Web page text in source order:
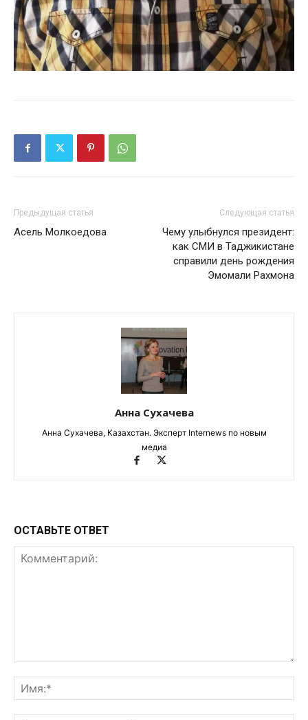
Предыдущая статья
Асель Молкоедова
Следующая статья
Чему улыбнулся президент:
как СМИ в Таджикистане
справили день рождения
Эмомали Рахмона
Анна Сухачева
Анна Сухачева, Казахстан. Эксперт Internews по новым
медиа
ОСТАВЬТЕ ОТВЕТ